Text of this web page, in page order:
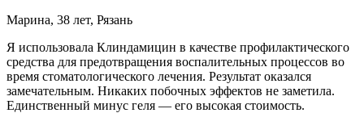
Марина, 38 лет, Рязань
Я использовала Клиндамицин в качестве профилактического
средства для предотвращения воспалительных процессов во
время стоматологического лечения. Результат оказался
замечательным. Никаких побочных эффектов не заметила.
Единственный минус геля — его высокая стоимость.